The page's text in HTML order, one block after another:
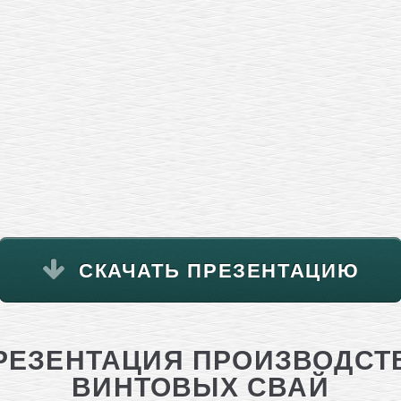
СКАЧАТЬ ПРЕЗЕНТАЦИЮ
ВИНТОВЫХ СВАЙ